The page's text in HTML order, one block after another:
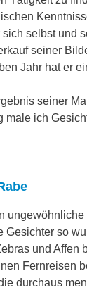
selbst und
seiner
Jahr hat er
seiner
male ich
Gesichter so
und
Fernreisen
durchaus